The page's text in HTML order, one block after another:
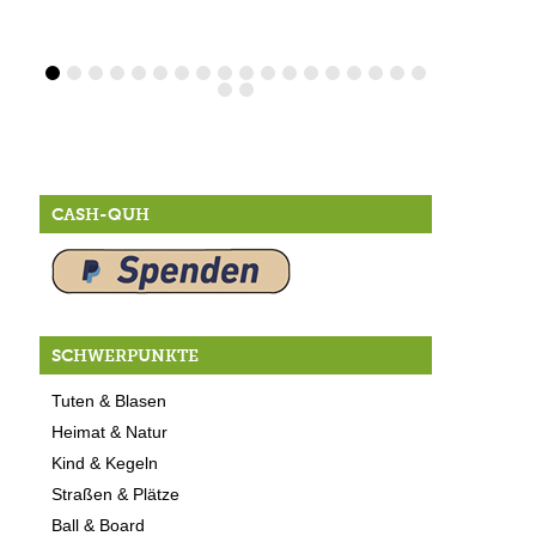
CASH-QUH
SCHWERPUNKTE
Tuten & Blasen
Heimat & Natur
Kind & Kegeln
Straßen & Plätze
Ball & Board